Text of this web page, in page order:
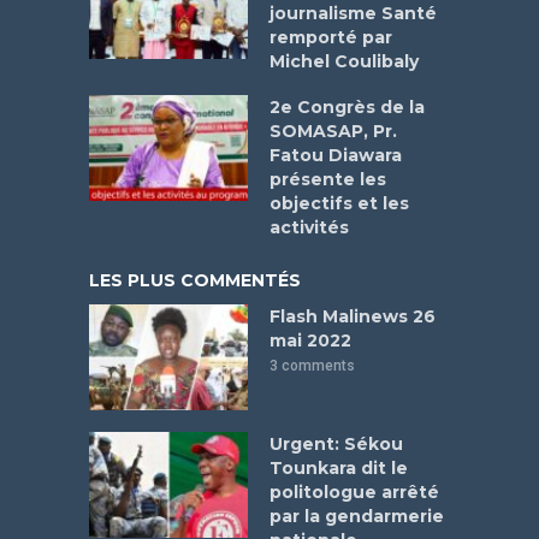
journalisme Santé
remporté par
Michel Coulibaly
2e Congrès de la
SOMASAP, Pr.
Fatou Diawara
présente les
objectifs et les
activités
LES PLUS COMMENTÉS
Flash Malinews 26
mai 2022
3 comments
Urgent: Sékou
Tounkara dit le
politologue arrêté
par la gendarmerie